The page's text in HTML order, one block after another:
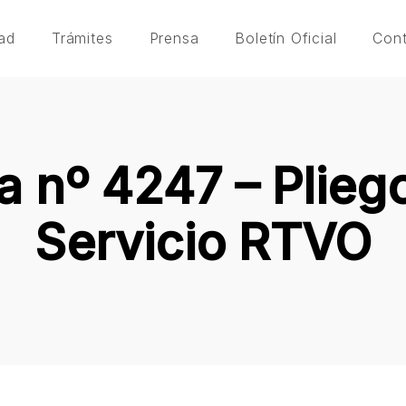
Trámites Prensa Boletín Oficial
nº 4247 –
Servicio RTVO